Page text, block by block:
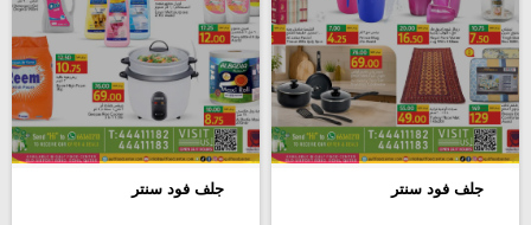
جلف فود سنتر جلف فود سنتر